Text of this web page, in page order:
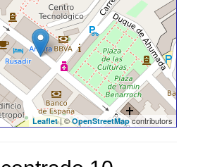
Leaflet| ©OpenStreetMapcontributors